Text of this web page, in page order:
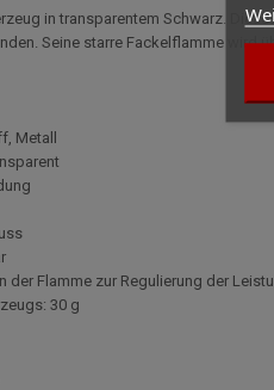
in transparentem Schwarz.
Seine starre Fackelflamme wird
Metall
der Flamme zur Regulierung der
30 g